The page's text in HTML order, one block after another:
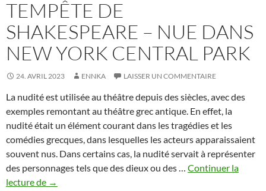
TEMPÊTE DE
SHAKESPEARE – NUE DANS
NEW YORK CENTRAL PARK
24. AVRIL 2023 ENNKA LAISSER UN COMMENTAIRE
La nudité est utilisée au théâtre depuis des siècles, avec des
exemples remontant au théâtre grec antique. En effet, la
nudité était un élément courant dans les tragédies et les
comédies grecques, dans lesquelles les acteurs apparaissaient
souvent nus. Dans certains cas, la nudité servait à représenter
des personnages tels que des dieux ou des … Continuer la
lecture de NUE
→